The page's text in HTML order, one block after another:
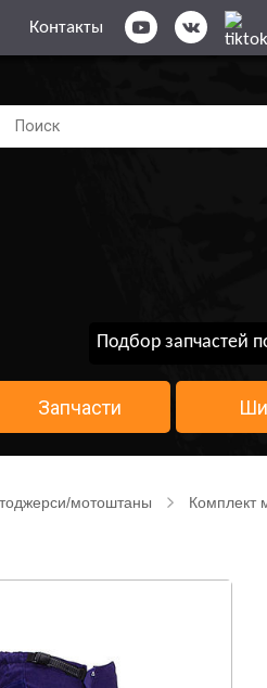
Контакты
Подбор запчастей
Запчасти
мотоштаны Комплект